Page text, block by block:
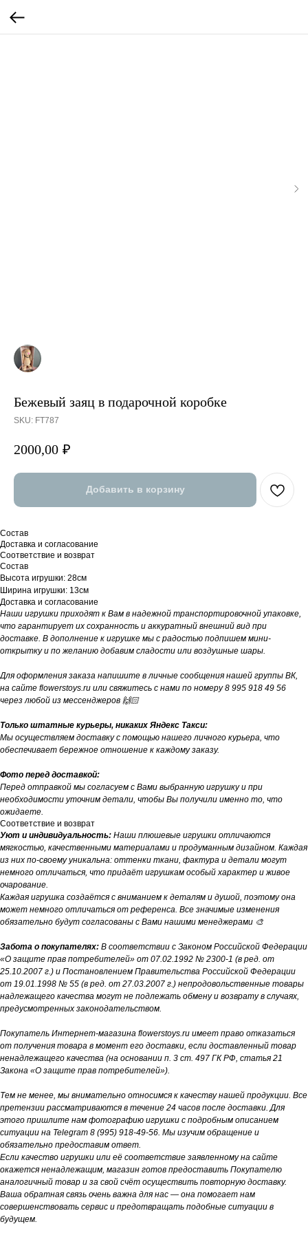
Бежевый заяц в подарочной коробке
SKU: FT787
2000,00 ₽
Добавить в корзину
Состав
Доставка и согласование
Соответствие и возврат
Состав
Высота игрушки: 28см
Ширина игрушки: 13см
Доставка и согласование
Наши игрушки приходят к Вам в надежной транспортировочной упаковке,
что гарантирует их сохранность и аккуратный внешний вид при
доставке. В дополнение к игрушке мы с радостью подпишем мини-
открытку и по желанию добавим сладости или воздушные шары.
Для оформления заказа напишите в личные сообщения нашей группы ВК,
на сайте flowerstoys.ru или свяжитесь с нами по номеру 8 995 918 49 56
через любой из мессенджеров 🙌🏻
Только штатные курьеры, никаких Яндекс Такси:
Мы осуществляем доставку с помощью нашего личного курьера, что
обеспечивает бережное отношение к каждому заказу.
Фото перед доставкой:
Перед отправкой мы согласуем с Вами выбранную игрушку и при
необходимости уточним детали, чтобы Вы получили именно то, что
ожидаете.
Соответствие и возврат
Уют и индивидуальность: Наши плюшевые игрушки отличаются
мягкостью, качественными материалами и продуманным дизайном. Каждая
из них по-своему уникальна: оттенки ткани, фактура и детали могут
немного отличаться, что придаёт игрушкам особый характер и живое
очарование.
Каждая игрушка создаётся с вниманием к деталям и душой, поэтому она
может немного отличаться от референса. Все значимые изменения
обязательно будут согласованы с Вами нашими менеджерами 🎨
Забота о покупателях: В соответствии с Законом Российской Федерации
«О защите прав потребителей» от 07.02.1992 № 2300-1 (в ред. от
25.10.2007 г.) и Постановлением Правительства Российской Федерации
от 19.01.1998 № 55 (в ред. от 27.03.2007 г.) непродовольственные товары
надлежащего качества могут не подлежать обмену и возврату в случаях,
предусмотренных законодательством.
Покупатель Интернет-магазина flowerstoys.ru имеет право отказаться
от получения товара в момент его доставки, если доставленный товар
ненадлежащего качества (на основании п. 3 ст. 497 ГК РФ, статья 21
Закона «О защите прав потребителей»).
Тем не менее, мы внимательно относимся к качеству нашей продукции. Все
претензии рассматриваются в течение 24 часов после доставки. Для
этого пришлите нам фотографию игрушки с подробным описанием
ситуации на Telegram 8 (995) 918-49-56. Мы изучим обращение и
обязательно предоставим ответ.
Если качество игрушки или её соответствие заявленному на сайте
окажется ненадлежащим, магазин готов предоставить Покупателю
аналогичный товар и за свой счёт осуществить повторную доставку.
Ваша обратная связь очень важна для нас — она помогает нам
совершенствовать сервис и предотвращать подобные ситуации в
будущем.